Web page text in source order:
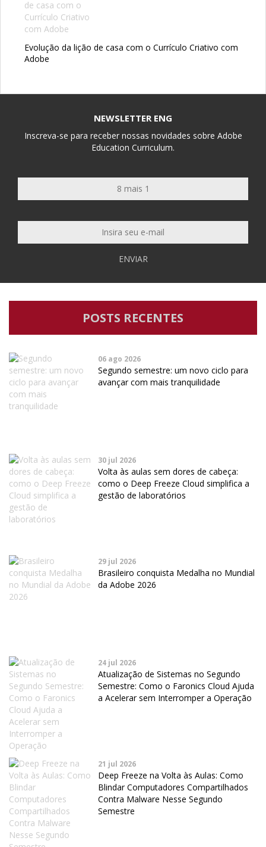
Evolução da lição de casa com o Currículo Criativo com
Adobe
NEWSLETTER ENG
Inscreva-se para receber nossas novidades sobre Adobe
Education Curriculum.
ENVIAR
POSTS RECENTES
06 ago 2026
Segundo semestre: um novo ciclo para
avançar com mais tranquilidade
30 jul 2026
Volta às aulas sem dores de cabeça:
como o Deep Freeze Cloud simplifica a
gestão de laboratórios
29 jul 2026
Brasileiro conquista Medalha no Mundial
da Adobe 2026
24 jul 2026
Atualização de Sistemas no Segundo
Semestre: Como o Faronics Cloud Ajuda
a Acelerar sem Interromper a Operação
21 jul 2026
Deep Freeze na Volta às Aulas: Como
Blindar Computadores Compartilhados
Contra Malware Nesse Segundo
Semestre